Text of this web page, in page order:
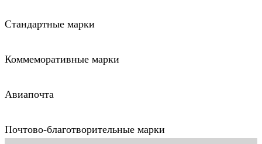
Стандартные марки
Коммеморативные марки
Авиапочта
Почтово-благотворительные марки